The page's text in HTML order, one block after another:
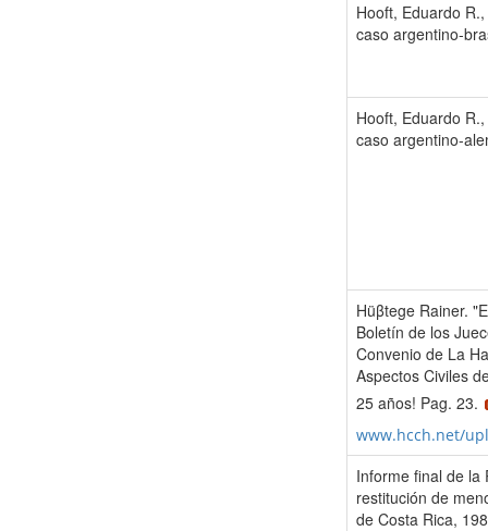
Hooft, Eduardo
caso argentino-
Hooft, Eduardo
caso argentino-
Hüβtege Rainer.
Boletín de los
Convenio de La
Aspectos Civiles
25 años! Pag. 23.
www.hcch.net/
Informe final de la
restitución de
de Costa Rica,